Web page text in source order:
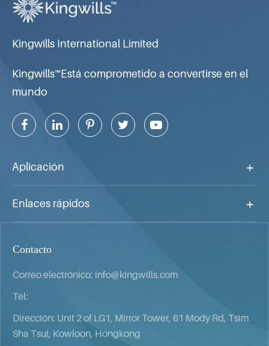
Kingwills International Limited
Kingwills™Está comprometido a convertirse en el
mundo
Aplicación
Enlaces rápidos
Contacto
Correo electrónico: info@kingwills.com
Tel:
Dirección: Unit 2 of LG1, Mirror Tower, 61 Mody Rd, Tsim
Sha Tsui, Kowloon, Hongkong